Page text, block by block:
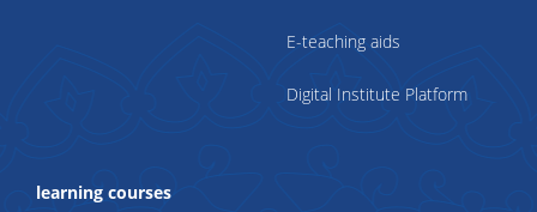
E-teaching aids
Digital Institute Platform
learning courses